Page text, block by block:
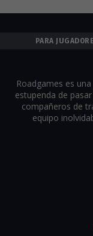
comienzo de
organizadores
para animar a
soporte técnico y al
una descripción
consulta la sección
PARA
Roadgames es
estupenda de
compañeros de
equipo